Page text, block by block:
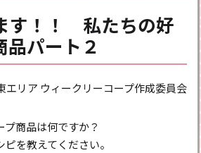
す！！ 私たちの好
品パート２
エリア ウィークリーコープ作成委員会
商品は何ですか？
を教えてください。